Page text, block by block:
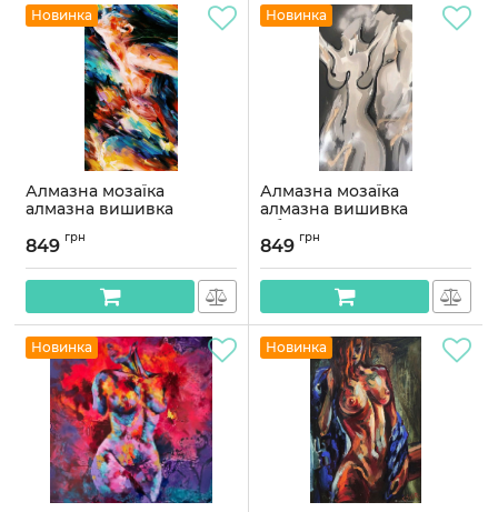
Новинка
Алмазна мозаїка
алмазна вишивка
OG00762SB
Артикул:OG00762SB
849 грн
Новинка
Алмазна мозаїка
алмазна вишивка
Абстрактна картина
70x40 OG00701SB
Артикул:OG00701SB
849 грн
Новинка Новинка